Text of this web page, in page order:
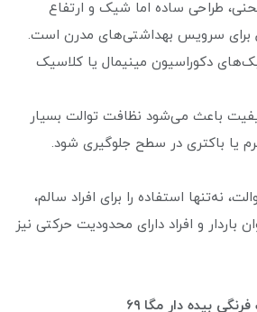
خطوط منحنی، طراحی ساده اما شیک و ارتفاع
برای سرویس بهداشتی‌های مدرن است.
دکوراسیون مینیمال یا کلاسیک
باعث می‌شود نظافت توالت بسیار
یا باکتری در سطح جلوگیری شود.
نه‌تنها استفاده را برای افراد سالم،
باردار و افراد دارای محدودیت حرکتی نیز
بیده دار مگا ۶۹